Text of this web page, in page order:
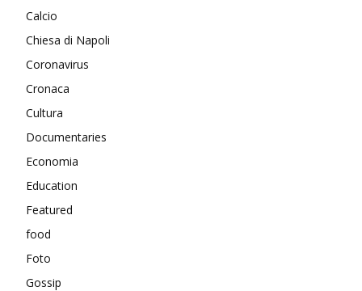
Calcio
Chiesa di Napoli
Coronavirus
Cronaca
Cultura
Documentaries
Economia
Education
Featured
food
Foto
Gossip